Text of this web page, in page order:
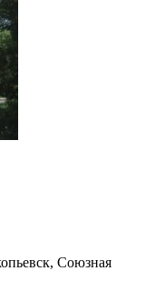
Союзная